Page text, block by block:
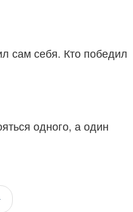
сам себя. Кто победил
одного, а один